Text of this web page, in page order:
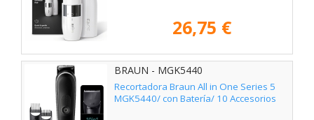
26,75 €
BRAUN - MGK5440
Recortadora Braun All in One Series 5
MGK5440/ con Batería/ 10 Accesorios